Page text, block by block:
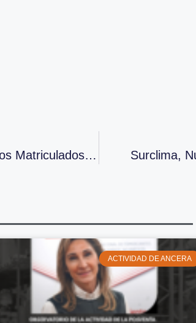
En Junio Se Incrementa El Número De Vehículos Matriculados Hasta Los 89.274 Surclima,
ACTIVIDAD DE ANCERA